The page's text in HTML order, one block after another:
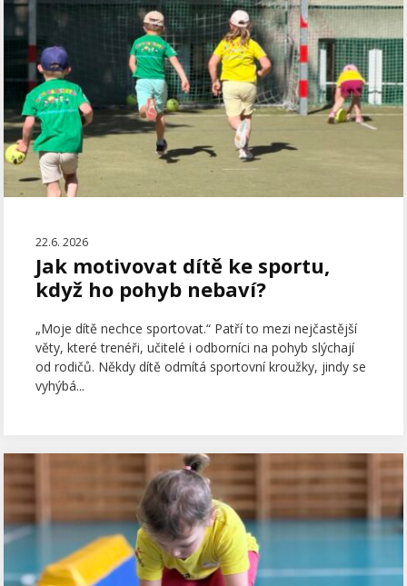
22.6. 2026
Jak motivovat dítě ke sportu,
když ho pohyb nebaví?
„Moje dítě nechce sportovat.“ Patří to mezi nejčastější
věty, které trenéři, učitelé i odborníci na pohyb slýchají
od rodičů. Někdy dítě odmítá sportovní kroužky, jindy se
vyhýbá...